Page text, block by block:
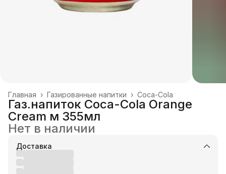
Coca-Cola
Газированные напитки ›
Главная ›
Газ.напиток Coca-Cola Orange
Cream м 355мл
Нет в наличии
Доставка